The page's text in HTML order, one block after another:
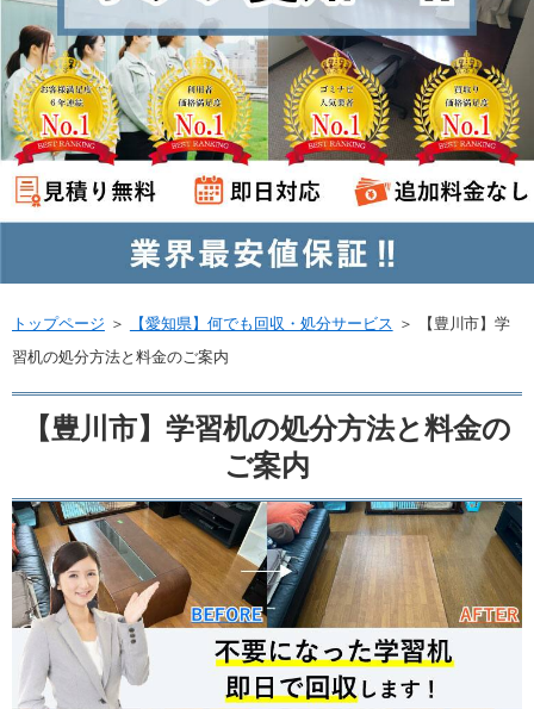
トップページ ＞ 【愛知県】何でも回収・処分サービス ＞
【豊川市】学
習机の処分方法と料金のご案内
【豊川市】学習机の処分方法と料金の
ご案内